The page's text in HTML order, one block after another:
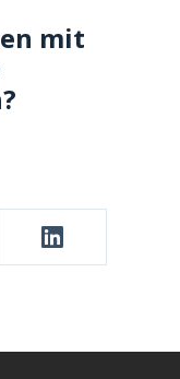
mit